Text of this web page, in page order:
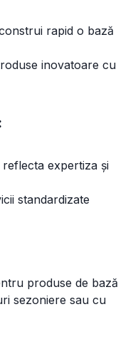
rapid o bază
inovatoare cu
expertiza și
standardizate
produse de bază
sezoniere sau cu